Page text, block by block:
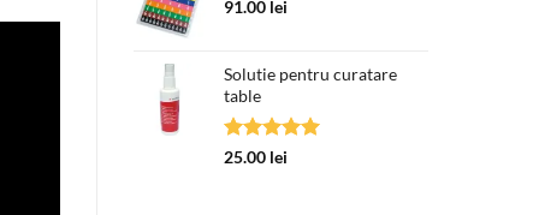
91.00 lei
Solutie pentru curatare
table
Evaluat la
25.00 lei